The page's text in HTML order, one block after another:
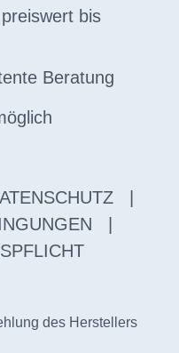
bis
Beratung
des Herstellers